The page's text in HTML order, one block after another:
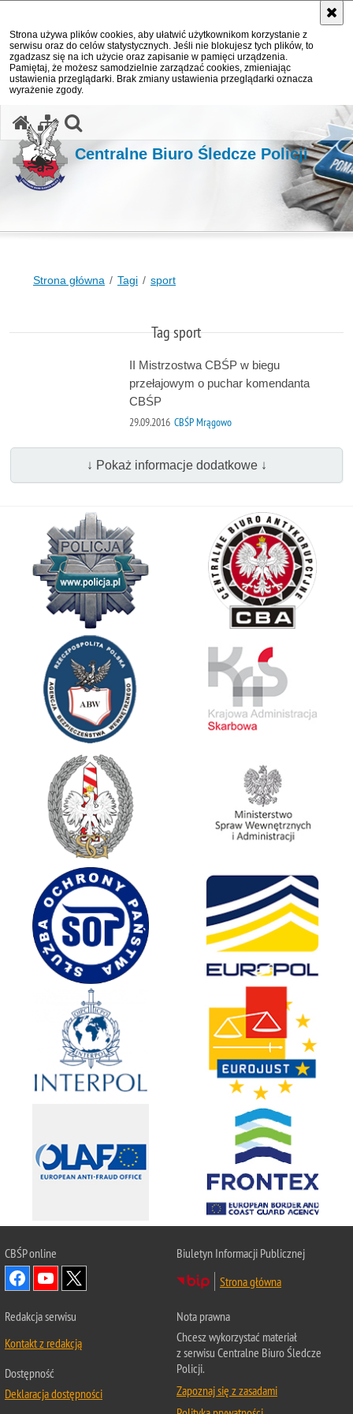
Strona używa plików cookies, aby ułatwić użytkownikom korzystanie z
serwisu oraz do celów statystycznych. Jeśli nie blokujesz tych plików, to
zgadzasz się na ich użycie oraz zapisanie w pamięci urządzenia.
Pamiętaj, że możesz samodzielnie zarządzać cookies, zmieniając
ustawienia przeglądarki. Brak zmiany ustawienia przeglądarki oznacza
wyrażenie zgody.
Centralne Biuro Śledcze Policji
Strona główna Tagi sport
Tag sport
II Mistrzostwa CBŚP w biegu
przełajowym o puchar komendanta
CBŚP
29.09.2016 CBŚP Mrągowo
↓ Pokaż informacje dodatkowe ↓
CBŚPonline
Biuletyn Informacji Publicznej
Strona główna
Redakcja serwisu
Kontakt z redakcją
Dostępność
Deklaracja dostępności
Nota prawna
Chcesz wykorzystać materiał
z serwisu Centralne Biuro Śledcze
Policji.
Zapoznaj się z zasadami